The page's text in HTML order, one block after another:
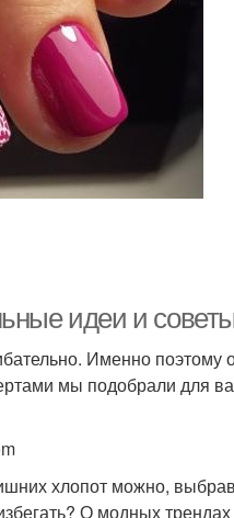
идеи и
Именно поэтому
мы подобрали для
хлопот можно,
О модных